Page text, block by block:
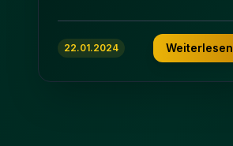
22.01.2024 Weiterlesen